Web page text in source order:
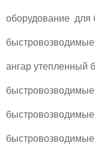
оборудование для
быстровозводимые
ангар утепленный
быстровозводимые